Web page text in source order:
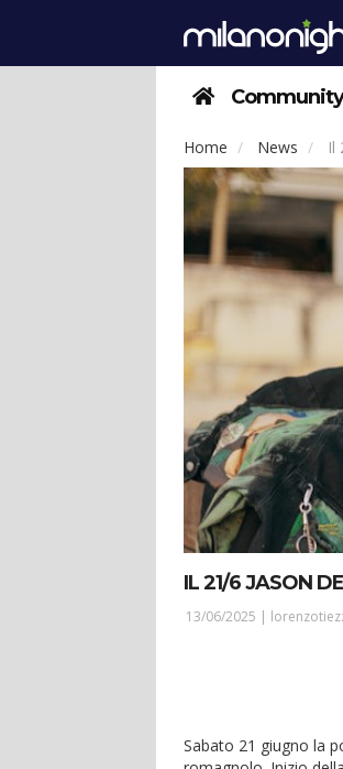
Community
Home News Il
IL 21/6 JASON
13/06/2025 |
Sabato 21 giugno la